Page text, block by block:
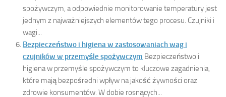
spożywczym, a odpowiednie monitorowanie temperatury jest
jednym z najważniejszych elementów tego procesu. Czujniki i
wagi...
Bezpieczeństwo i higiena w zastosowaniach wag i
czujników w przemyśle spożywczym Bezpieczeństwo i
higiena w przemyśle spożywczym to kluczowe zagadnienia,
które mają bezpośredni wpływ na jakość żywności oraz
zdrowie konsumentów. W dobie rosnących...